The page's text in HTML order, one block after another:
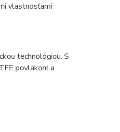
vlastnosťami
technológiou. S
povlakom a